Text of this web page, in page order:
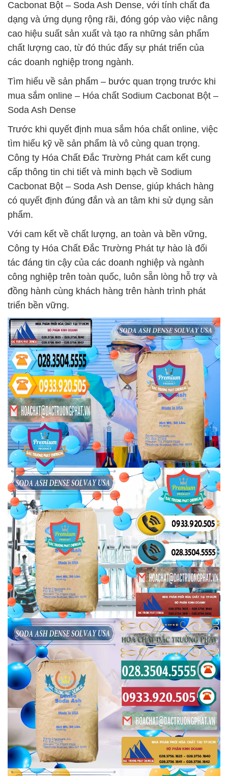
Cacbonat Bột – Soda Ash Dense, với tính chất đa
dạng và ứng dụng rộng rãi, đóng góp vào việc nâng
cao hiệu suất sản xuất và tạo ra những sản phẩm
chất lượng cao, từ đó thúc đẩy sự phát triển của
các doanh nghiệp trong ngành.
Tìm hiểu về sản phẩm – bước quan trọng trước khi
mua sắm online – Hóa chất Sodium Cacbonat Bột –
Soda Ash Dense
Trước khi quyết định mua sắm hóa chất online, việc
tìm hiểu kỹ về sản phẩm là vô cùng quan trọng.
Công ty Hóa Chất Đắc Trường Phát cam kết cung
cấp thông tin chi tiết và minh bạch về Sodium
Cacbonat Bột – Soda Ash Dense, giúp khách hàng
có quyết định đúng đắn và an tâm khi sử dụng sản
phẩm.
Với cam kết về chất lượng, an toàn và bền vững,
Công ty Hóa Chất Đắc Trường Phát tự hào là đối
tác đáng tin cậy của các doanh nghiệp và ngành
công nghiệp trên toàn quốc, luôn sẵn lòng hỗ trợ và
đồng hành cùng khách hàng trên hành trình phát
triển bền vững.